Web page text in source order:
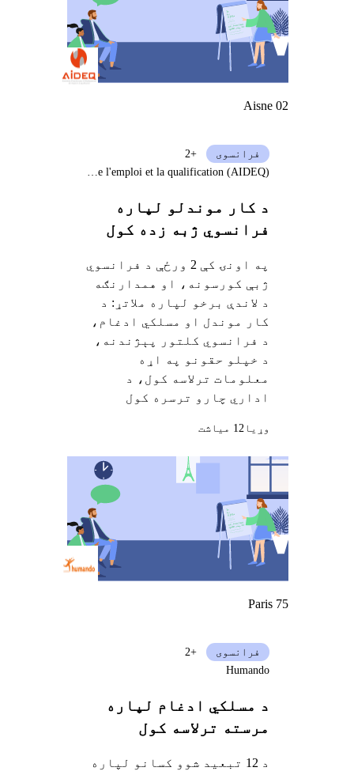
Aisne 02
د کار موندلو لپاره
فرانسوي ژبه زده کول
په اونۍ کې 2 ورځې د فرانسوي
ژبې کورسونه، او همدارنګه
د لاندې برخو لپاره ملاتړ: د
کار موندل او مسلکي ادغام،
د فرانسوي کلتور پېژندنه،
د خپلو حقونو په اړه
معلومات ترلاسه کول، د
اداري چارو ترسره کول
فرانسوی
+2
Association d'insertion pour le développement de l'emploi et la qualification (AIDEQ)
وړيا 12 میاشت
Paris 75
د مسلکي ادغام لپاره
مرسته ترلاسه کول
د 12 تبعید شوو کسانو لپاره
فرانسوی
+2
Humando